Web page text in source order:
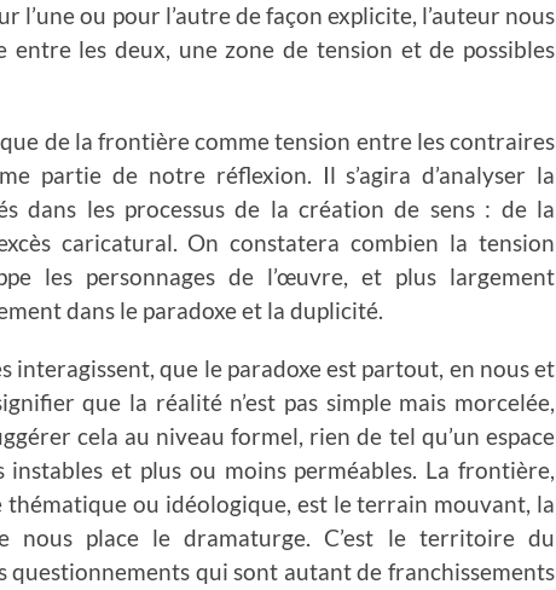
l’une ou pour l’autre de façon explicite, l’auteur nous
les deux, une zone de tension et de possibles
de la frontière comme tension entre les contraires
partie de notre réflexion. Il s’agira d’analyser la
dans les processus de la création de sens : de la
caricatural. On constatera combien la tension
les personnages de l’œuvre, et plus largement
dans le paradoxe et la duplicité.
interagissent, que le paradoxe est partout, en nous et
que la réalité n’est pas simple mais morcelée,
cela au niveau formel, rien de tel qu’un espace
et plus ou moins perméables. La frontière,
ou idéologique, est le terrain mouvant, la
nous place le dramaturge. C’est le territoire du
qui sont autant de franchissements